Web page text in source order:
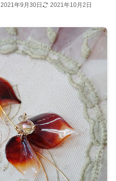
2021年9月30日 2021年10月2日